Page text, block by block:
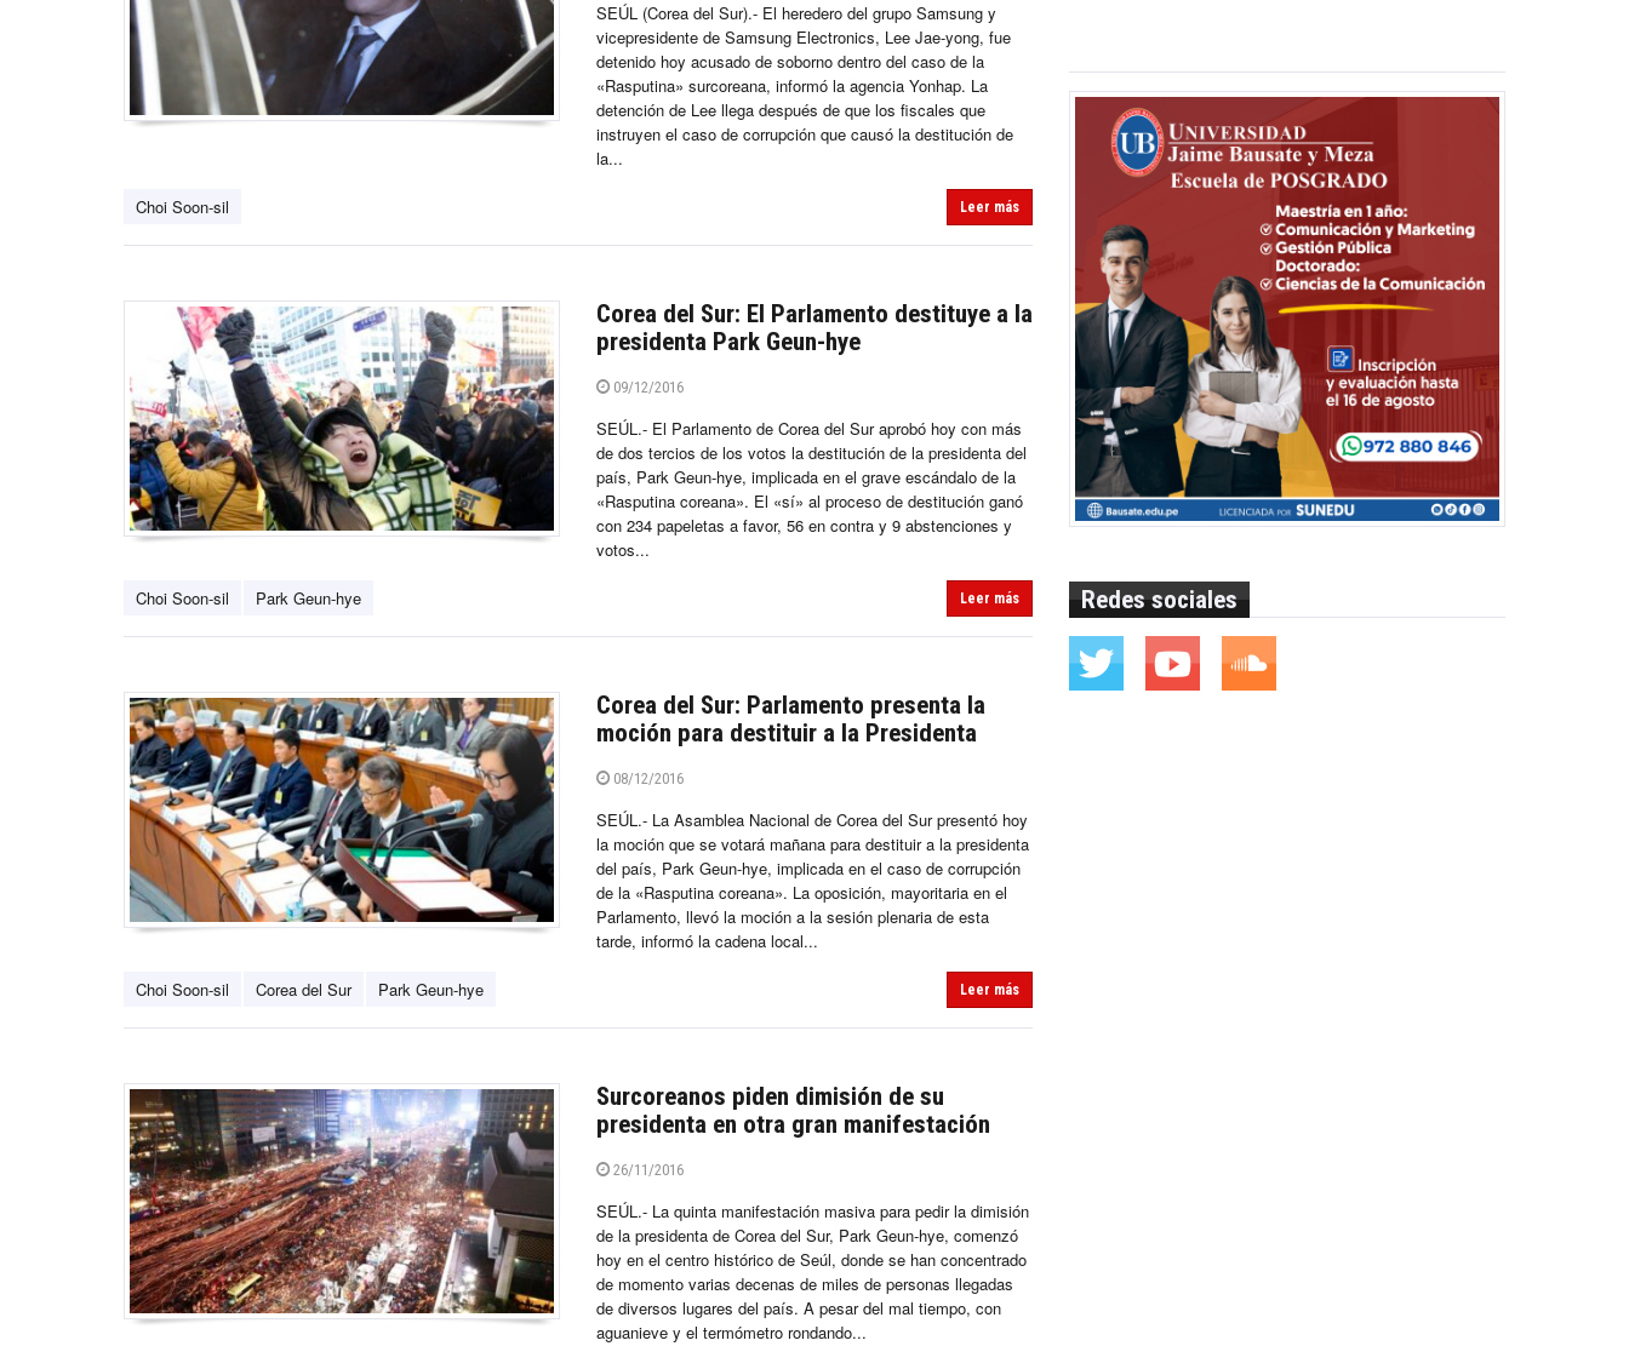
SEÚL (Corea del Sur).- El heredero del grupo Samsung y
vicepresidente de Samsung Electronics, Lee Jae-yong, fue
detenido hoy acusado de soborno dentro del caso de la
«Rasputina» surcoreana, informó la agencia Yonhap. La
detención de Lee llega después de que los fiscales que
instruyen el caso de corrupción que causó la destitución de
la...
Choi Soon-sil Leer más
Corea del Sur: El Parlamento destituye a la
presidenta Park Geun-hye
09/12/2016
SEÚL.- El Parlamento de Corea del Sur aprobó hoy con más
de dos tercios de los votos la destitución de la presidenta del
país, Park Geun-hye, implicada en el grave escándalo de la
«Rasputina coreana». El «sí» al proceso de destitución ganó
con 234 papeletas a favor, 56 en contra y 9 abstenciones y
votos...
Choi Soon-sil Park Geun-hye Leer más
Corea del Sur: Parlamento presenta la
moción para destituir a la Presidenta
08/12/2016
SEÚL.- La Asamblea Nacional de Corea del Sur presentó hoy
la moción que se votará mañana para destituir a la presidenta
del país, Park Geun-hye, implicada en el caso de corrupción
de la «Rasputina coreana». La oposición, mayoritaria en el
Parlamento, llevó la moción a la sesión plenaria de esta
tarde, informó la cadena local...
Choi Soon-sil Corea del Sur Park Geun-hye Leer más
Surcoreanos piden dimisión de su
presidenta en otra gran manifestación
26/11/2016
SEÚL.- La quinta manifestación masiva para pedir la dimisión
de la presidenta de Corea del Sur, Park Geun-hye, comenzó
hoy en el centro histórico de Seúl, donde se han concentrado
de momento varias decenas de miles de personas llegadas
de diversos lugares del país. A pesar del mal tiempo, con
aguanieve y el termómetro rondando...
Redes sociales